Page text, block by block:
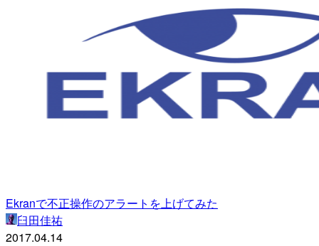
Ekranで不正操作のアラートを上げてみた
臼田佳祐
2017.04.14